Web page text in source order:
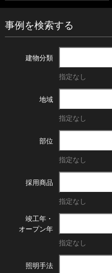
事例を検索する
建物分類
指定なし
地域
指定なし
部位
指定なし
採用商品
指定なし
竣工年・
オープン年
指定なし
照明手法